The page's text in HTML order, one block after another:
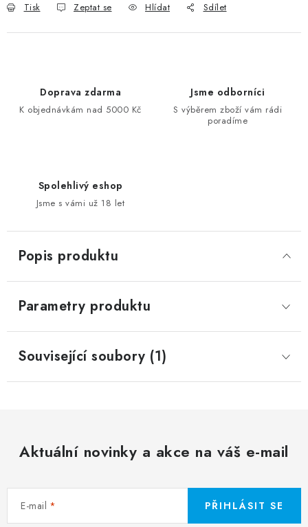
Tisk Zeptat se Hlídat Sdílet
Doprava zdarma
K objednávkám nad 5000 Kč
Jsme odborníci
S výběrem zboží vám rádi
poradíme
Spolehlivý eshop
Jsme s vámi už 18 let
Popis produktu
Parametry produktu
Související soubory (1)
Aktuální novinky a akce na váš e-mail
E-mail PŘIHLÁSIT SE